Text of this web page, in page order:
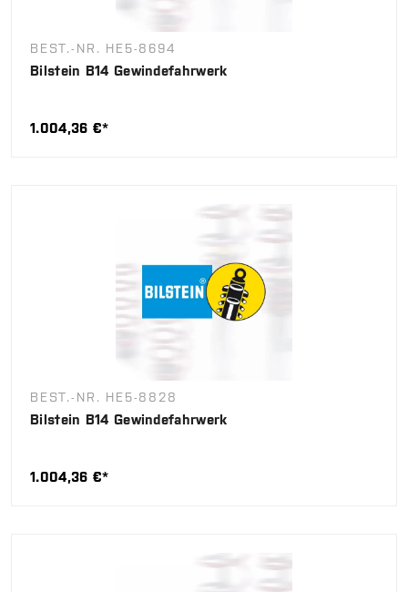
BEST.-NR. HE5-8694
Bilstein B14 Gewindefahrwerk
1.004,36 €*
BEST.-NR. HE5-8828
Bilstein B14 Gewindefahrwerk
1.004,36 €*